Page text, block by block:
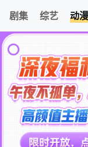
剧集 综艺 动漫
关于我